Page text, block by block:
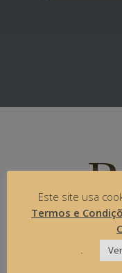
Este site usa
Termos e
.